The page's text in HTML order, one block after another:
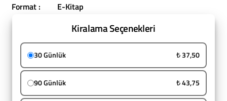
Format :
E-Kitap
Kiralama Seçenekleri
30 Günlük ₺ 37,50
90 Günlük ₺ 43,75